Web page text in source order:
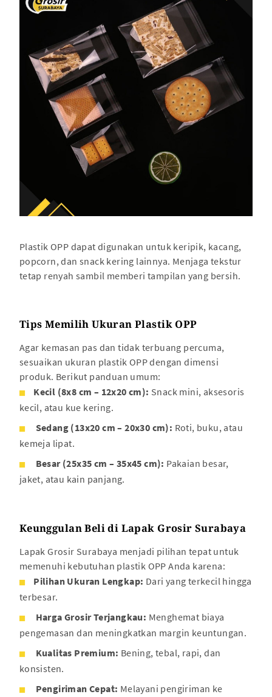
Plastik OPP dapat digunakan untuk keripik, kacang,
popcorn, dan snack kering lainnya. Menjaga tekstur
tetap renyah sambil memberi tampilan yang bersih.
Tips Memilih Ukuran Plastik OPP
Agar kemasan pas dan tidak terbuang percuma,
sesuaikan ukuran plastik OPP dengan dimensi
produk. Berikut panduan umum:
Kecil (8x8 cm – 12x20 cm): Snack mini, aksesoris
kecil, atau kue kering.
Sedang (13x20 cm – 20x30 cm): Roti, buku, atau
kemeja lipat.
Besar (25x35 cm – 35x45 cm): Pakaian besar,
jaket, atau kain panjang.
Keunggulan Beli di Lapak Grosir Surabaya
Lapak Grosir Surabaya menjadi pilihan tepat untuk
memenuhi kebutuhan plastik OPP Anda karena:
Pilihan Ukuran Lengkap: Dari yang terkecil hingga
terbesar.
Harga Grosir Terjangkau: Menghemat biaya
pengemasan dan meningkatkan margin keuntungan.
Kualitas Premium: Bening, tebal, rapi, dan
konsisten.
Pengiriman Cepat: Melayani pengiriman ke